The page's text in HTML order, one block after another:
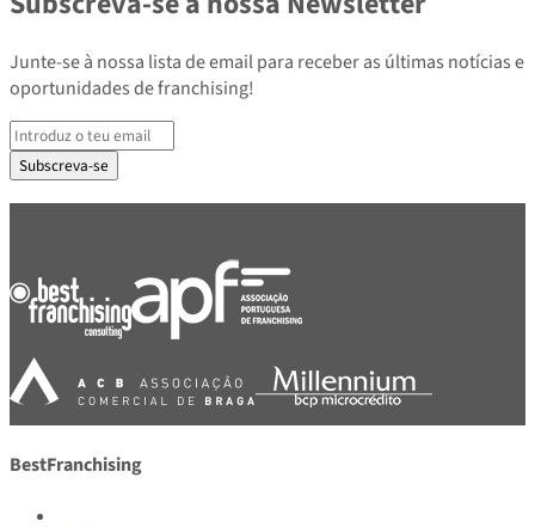
Junte-se à nossa lista de email para receber as últimas notícias e
oportunidades de franchising!
Subscreva-se
BestFranchising